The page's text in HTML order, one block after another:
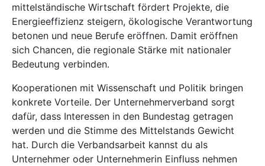
mittelständische Wirtschaft fördert Projekte, die
Energieeffizienz steigern, ökologische Verantwortung
betonen und neue Berufe eröffnen. Damit eröffnen
sich Chancen, die regionale Stärke mit nationaler
Bedeutung verbinden.
Kooperationen mit Wissenschaft und Politik bringen
konkrete Vorteile. Der Unternehmerverband sorgt
dafür, dass Interessen in den Bundestag getragen
werden und die Stimme des Mittelstands Gewicht
hat. Durch die Verbandsarbeit kannst du als
Unternehmer oder Unternehmerin Einfluss nehmen